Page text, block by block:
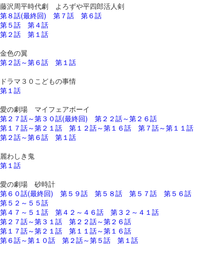
藤沢周平時代劇 よろずや平四郎活人剣
第８話(最終回)
第７話
第６話
第５話
第４話
第２話
第１話
金色の翼
第２話～第６話
第１話
ドラマ３０こどもの事情
第１話
愛の劇場 マイフェアボーイ
第２７話～第３０話(最終回)
第２２話～第２６話
第１７話～第２１話
第１２話～第１６話
第７話～第１１話
第２話～第６話
第１話
麗わしき鬼
第１話
愛の劇場 砂時計
第６０話(最終回)
第５９話 第５８話 第５７話
第５６話
第５２～５５話
第４７～５１話
第４２～４６話
第３２～４１話
第２７話～第３１話
第２２話～第２６話
第１７話～第２１話
第１１話～第１６話
第６話～第１０話
第２話～第５話 第１話